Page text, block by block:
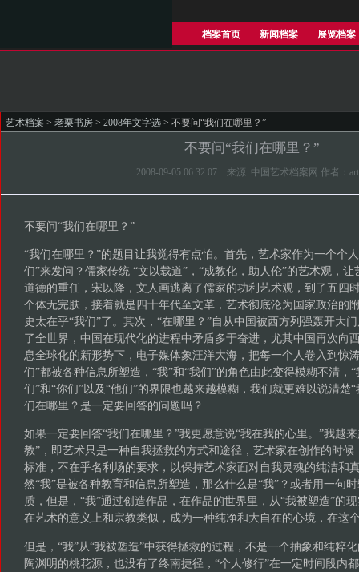
档案首页 新闻档案 展览档案
艺术档案 > 老栗书房 > 2008年文字选 > 不要问“我们在哪里？”
不要问“我们在哪里？”
2008-09-05 06:32:07 来源: 中国艺术档案网 作者：
不要问“我们在哪里？”
“我们在哪里？”的题目让我觉得有点怕。首先，艺术家作为一个个
们”来发问？儒家传统 “文以载道”，“成教化，助人伦”的艺术观，
道德的重任，宋以降，文人画逃离了儒家的功利艺术观，到了五四
个体无完肤，接着就是四十年代至文革，艺术彻底沦为国家政治的
史太在乎“我们”了。其次，“在哪里？”自从中国被西方列强轰开大
了全世界，中国在现代化的进程中矛盾多于奋进，尤其中国再次向
息全球化的新形势下，电子媒体象汪洋大海，把每一个人卷入到惊
们”都被各种信息所塑造，“我”和“我们”的角色由此变得模糊不清，“
们”和“你们”以及“他们”的界限也越来越模糊，我们就更难以说清楚
们在哪里？是一定要回答的问题吗？
如果一定要回答“我们在哪里？”我更愿意说“我在我的心里。”我越
教”，即艺术只是一种自我拯救的方式和途径，艺术家在创作的时
标准，不在乎名利场的要求，以保持艺术家面对自我灵魂的纯洁和
然“我”是被各种教育和信息所塑造，那么什么是“我”？或者用一句
质，但是，“我”通过创造作品，在作品的世界里，从“我被塑造”的
在艺术的意义上和宗教类似，成为一种纯净和大自在的心境，在这
但是，“我”从“我被塑造”中获得拯救的过程，不是一个抽象和纯粹
陶渊明的桃花源，也没有了终南捷径，“个人修行”在一定时间段内